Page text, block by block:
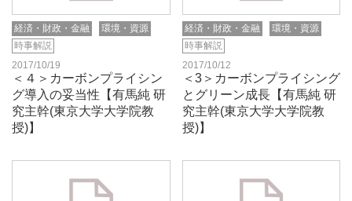
経済・財政・金融
環境・資源
時事解説
2017/10/19
＜４＞カーボンプライシン
グ導入の妥当性【有馬純 研
究主幹(東京大学大学院教
授)】
経済・財政・金融
環境・資源
時事解説
2017/10/12
＜3＞カーボンプライシング
とグリーン成長【有馬純 研
究主幹(東京大学大学院教
授)】